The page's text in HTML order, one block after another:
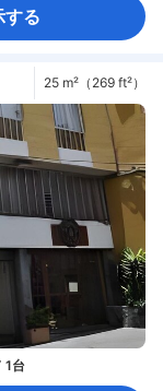
する
25 m²（269 ft²）
1台